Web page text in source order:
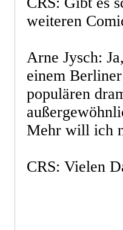
weiteren
Arne Jysch:
einem
populären
Mehr will ich
CRS: Vielen